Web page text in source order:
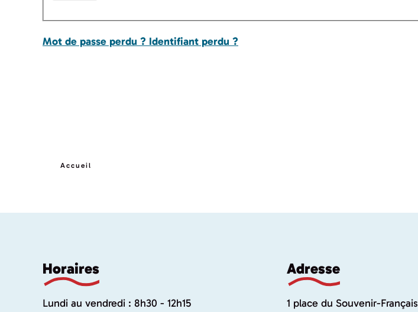
Mot de passe perdu ? Identifiant perdu ?
Accueil
Horaires
Lundi au vendredi : 8h30 - 12h15
Adresse
1 place du Souvenir-Français